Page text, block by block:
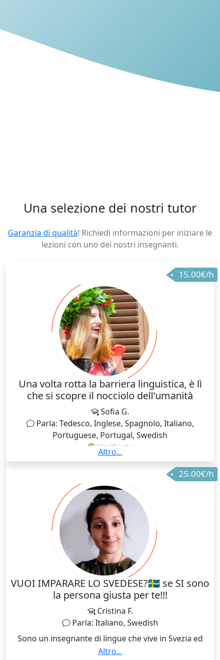
Una selezione dei nostri tutor
Garanzia di qualità! Richiedi informazioni per iniziare le
lezioni con uno dei nostri insegnanti.
15.00€/h
Una volta rotta la barriera linguistica, è lì
che si scopre il nocciolo dell'umanità
Sofia G.
Parla: Tedesco, Inglese, Spagnolo, Italiano,
Portuguese, Portugal, Swedish
Verificato
Sono diplomata in lingue e letterature inglese,
spagnola e tedesca e laureata in lingue e letterature
inglese e portoghese/brasiliana e in lingue e culture
nordiche. Insegno nel privato lingue e materie
umanistiche da qualche anno ormai. Ho un master in
traduzione medica, del web e turistica, ho
l'abilitazione propedeutica all'insegnamento e da
adolescente ho fatto l'alternanza scuola-lavoro come
interprete di pronto soccorso.
Altro...
25.00€/h
VUOI IMPARARE LO SVEDESE?🇸🇪 se SI sono
la persona giusta per te!!!
Cristina F.
Parla: Italiano, Swedish
Sono un insegnante di lingue che vive in Svezia ed
insegno lo svedese agli italiani e viceversa sia online
Altro...